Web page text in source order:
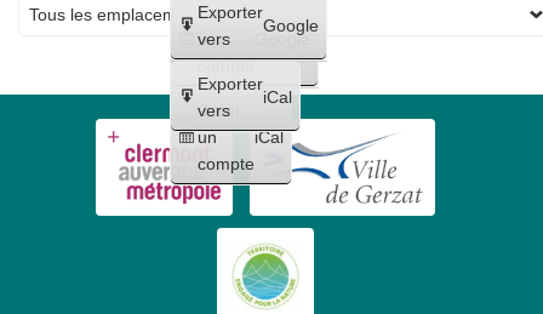
Créer
un
compte
Google
Créer
un
compte
iCal
Exporter
vers
Google
Exporter
vers
iCal